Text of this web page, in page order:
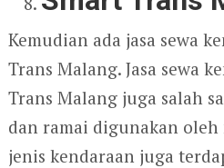
Kemudian ada jasa sewa
Trans Malang. Jasa sewa
Trans Malang juga salah
dan ramai digunakan oleh
jenis kendaraan juga